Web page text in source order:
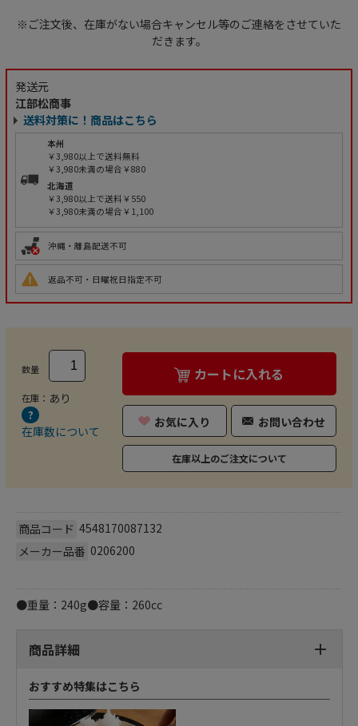
※ご注文後、在庫がない場合キャンセル等のご連絡をさせていた
だきます。
発送元
江部松商事
送料対策に！商品はこちら
本州
￥3,980以上で送料無料
￥3,980未満の場合￥880
北海道
￥3,980以上で送料￥550
￥3,980未満の場合￥1,100
沖縄・離島配送不可
返品不可・日曜祝日指定不可
数量
在庫： あり
在庫数について
カートに入れる
お気に入り お問い合わせ
在庫以上のご注文について
商品コード 4548170087132
メーカー品番 0206200
●重量：240g●容量：260cc
商品詳細
おすすめ特集はこちら